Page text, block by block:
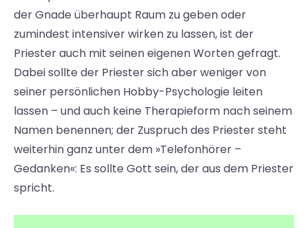
der Gnade überhaupt Raum zu geben oder
zumindest intensiver wirken zu lassen, ist der
Priester auch mit seinen eigenen Worten gefragt.
Dabei sollte der Priester sich aber weniger von
seiner persönlichen Hobby-Psychologie leiten
lassen – und auch keine Therapieform nach seinem
Namen benennen; der Zuspruch des Priester steht
weiterhin ganz unter dem »Telefonhörer –
Gedanken«: Es sollte Gott sein, der aus dem Priester
spricht.